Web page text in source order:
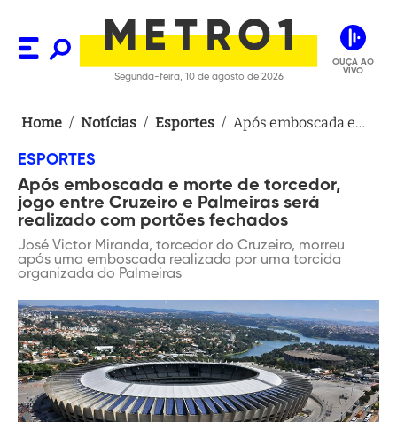
Segunda-feira, 10 de agosto de 2026
OUÇA AO
VIVO
Home / Notícias / Esportes / Após emboscada e
Palmeiras será
realizado com
portões fechados
ESPORTES
Após emboscada e morte de torcedor,
jogo entre Cruzeiro e Palmeiras será
realizado com portões fechados
José Victor Miranda, torcedor do Cruzeiro, morreu
após uma emboscada realizada por uma torcida
organizada do Palmeiras